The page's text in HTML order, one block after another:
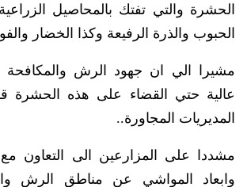
الحشرة والتي تفتك بالمحاصيل
الحبوب والذرة الرفيعة وكذا الخضار
مشيرا الي ان جهود الرش والمكافحة
عالية حتي القضاء على هذه الحشرة
المديريات المجاورة..
مشددا على المزارعين الى التعاون مع
وابعاد المواشي عن مناطق الرش